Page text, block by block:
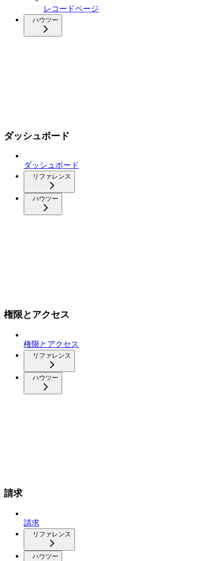
レコードページ
ハウツー
ダッシュボード
ダッシュボード
リファレンス
ハウツー
権限とアクセス
権限とアクセス
リファレンス
ハウツー
請求
請求
リファレンス
ハウツー